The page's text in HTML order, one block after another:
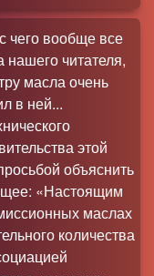
вообще все
нашего читателя,
масла очень
в ней...
этой
объяснить
«Настоящим
маслах
количества